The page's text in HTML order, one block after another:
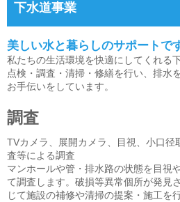
下水道事業
美しい水と暮らしのサポートで
私たちの生活環境を快適にしてくれる
点検・調査・清掃・修繕を行い、排水
お手伝いをしています。
調査
TVカメラ、展開カメラ、目視、小口径
査等による調査
マンホールや管・排水路の状態を目視
て調査します。破損等異常個所が発見
じて施設の補修や清掃の提案・施工を